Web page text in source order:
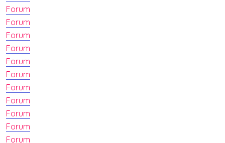
Forum
Forum
Forum
Forum
Forum
Forum
Forum
Forum
Forum
Forum
Forum